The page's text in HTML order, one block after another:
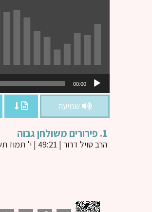
אודיו
00:00
שמיעה
1. פירורים משולחן גבוה
הרב טויל דרור | 49:21 | י' תמוז תשע"א